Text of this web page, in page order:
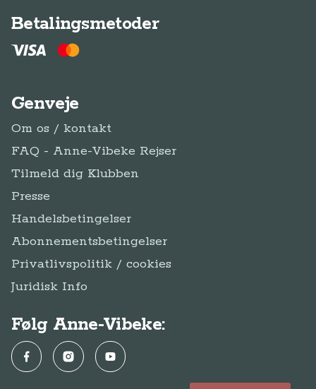
Betalingsmetoder
Genveje
Om os / kontakt
FAQ - Anne-Vibeke Rejser
Tilmeld dig Klubben
Presse
Handelsbetingelser
Abonnementsbetingelser
Privatlivspolitik / cookies
Juridisk Info
Følg Anne-Vibeke:
FacebookInstagramYouTube